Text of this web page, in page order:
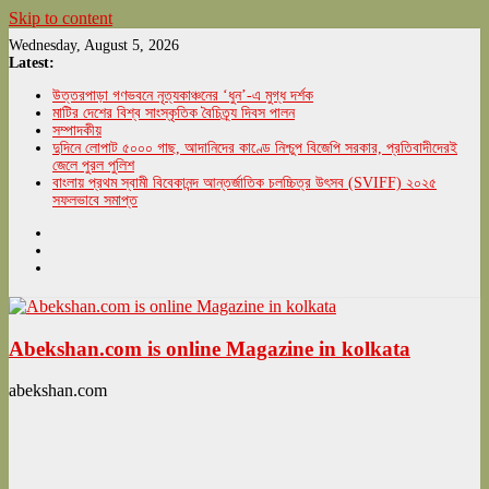
Skip to content
Wednesday, August 5, 2026
Latest:
উত্তরপাড়া গণভবনে নৃত্যকাঞ্চনের ‘ধুন’-এ মুগ্ধ দর্শক
মাটির দেশের বিশ্ব সাংস্কৃতিক বৈচিত্র্য দিবস পালন
সম্পাদকীয়
দুদিনে লোপাট ৫০০০ গাছ, আদানিদের কাণ্ডে নিশ্চুপ বিজেপি সরকার, প্রতিবাদীদেরই
জেলে পুরল পুলিশ
বাংলায় প্রথম স্বামী বিবেকানন্দ আন্তর্জাতিক চলচ্চিত্র উৎসব (SVIFF) ২০২৫
সফলভাবে সমাপ্ত
Abekshan.com is online Magazine in kolkata
abekshan.com